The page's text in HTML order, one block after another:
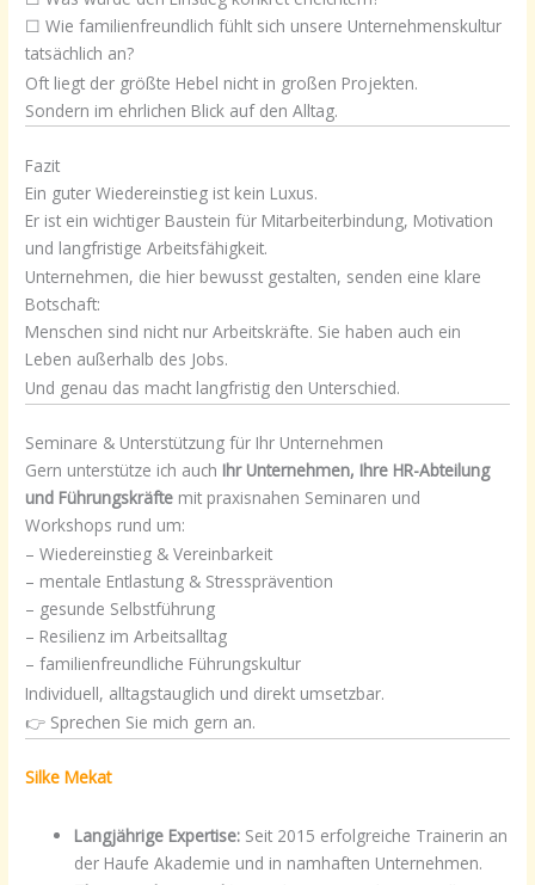
☐ Wie familienfreundlich fühlt sich unsere Unternehmenskultur
tatsächlich an?
Oft liegt der größte Hebel nicht in großen Projekten.
Sondern im ehrlichen Blick auf den Alltag.
Fazit
Ein guter Wiedereinstieg ist kein Luxus.
Er ist ein wichtiger Baustein für Mitarbeiterbindung, Motivation
und langfristige Arbeitsfähigkeit.
Unternehmen, die hier bewusst gestalten, senden eine klare
Botschaft:
Menschen sind nicht nur Arbeitskräfte. Sie haben auch ein
Leben außerhalb des Jobs.
Und genau das macht langfristig den Unterschied.
Seminare & Unterstützung für Ihr Unternehmen
Gern unterstütze ich auch Ihr Unternehmen, Ihre HR-Abteilung
und Führungskräfte mit praxisnahen Seminaren und
Workshops rund um:
– Wiedereinstieg & Vereinbarkeit
– mentale Entlastung & Stressprävention
– gesunde Selbstführung
– Resilienz im Arbeitsalltag
– familienfreundliche Führungskultur
Individuell, alltagstauglich und direkt umsetzbar.
👉 Sprechen Sie mich gern an.
Silke Mekat
Langjährige Expertise: Seit 2015 erfolgreiche Trainerin an
der Haufe Akademie und in namhaften Unternehmen.